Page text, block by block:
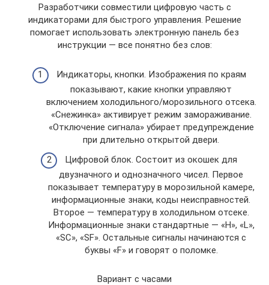
Разработчики совместили цифровую часть с
индикаторами для быстрого управления. Решение
помогает использовать электронную панель без
инструкции — все понятно без слов:
Индикаторы, кнопки. Изображения по краям
показывают, какие кнопки управляют
включением холодильного/морозильного отсека.
«Снежинка» активирует режим замораживание.
«Отключение сигнала» убирает предупреждение
при длительно открытой двери.
Цифровой блок. Состоит из окошек для
двузначного и однозначного чисел. Первое
показывает температуру в морозильной камере,
информационные знаки, коды неисправностей.
Второе — температуру в холодильном отсеке.
Информационные знаки стандартные — «Н», «L»,
«SC», «SF». Остальные сигналы начинаются с
буквы «F» и говорят о поломке.
Вариант с часами